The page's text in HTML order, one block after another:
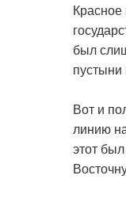
был
пустыни
Вот и
линию
этот